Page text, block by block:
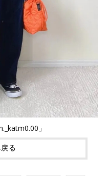
」
る